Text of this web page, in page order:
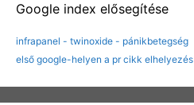
Google index elősegítése
infrapanel - twinoxide - pánikbetegség
első google-helyen a pr cikk elhelyezés